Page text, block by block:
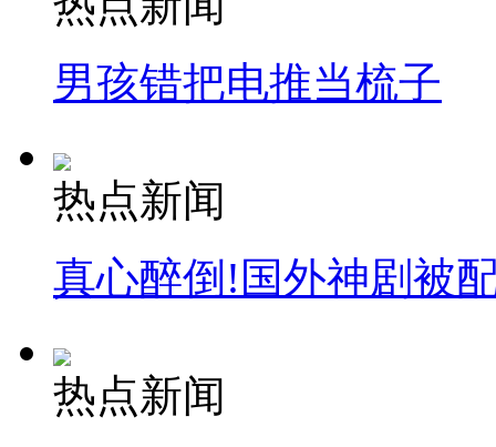
男孩错把电推当梳子
热点新闻
真心醉倒!国外神剧被
热点新闻